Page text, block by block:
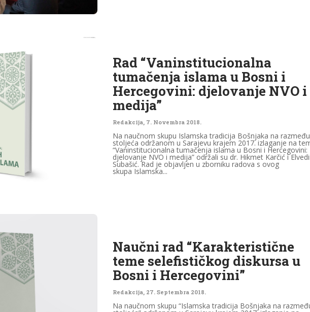
Rad “Vaninstitucionalna
tumačenja islama u Bosni i
Hercegovini: djelovanje NVO i
medija”
Redakcija, 7. Novembra 2018.
Na naučnom skupu Islamska tradicija Bošnjaka na razmeđu
stoljeća održanom u Sarajevu krajem 2017. izlaganje na
“Vaninstitucionalna tumačenja islama u Bosni i Hercegovini:
djelovanje NVO i medija” održali su dr. Hikmet Karčić i
Subašić. Rad je objavljen u zborniku radova s ovog
skupa Islamska...
Naučni rad “Karakteristične
teme selefističkog diskursa u
Bosni i Hercegovini”
Redakcija 27. Septembra 2018.
Na naučnom skupu “Islamska tradicija Bošnjaka na